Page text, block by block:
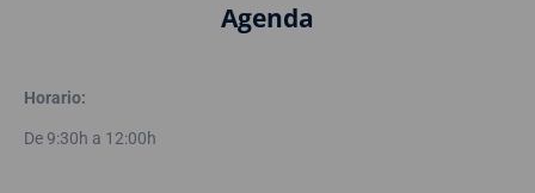
Agenda
Horario:
De 9:30h a 12:00h